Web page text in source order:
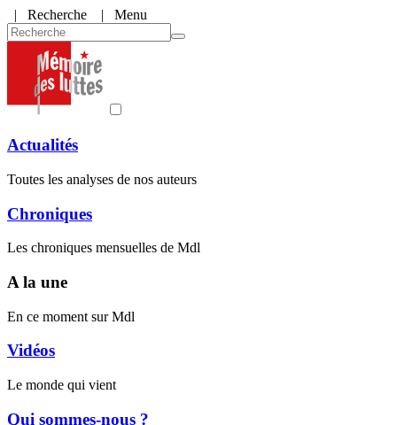
| Recherche | Menu
Actualités
Toutes les analyses de nos auteurs
Chroniques
Les chroniques mensuelles de Mdl
A la une
En ce moment sur Mdl
Vidéos
Le monde qui vient
Qui sommes-nous ?